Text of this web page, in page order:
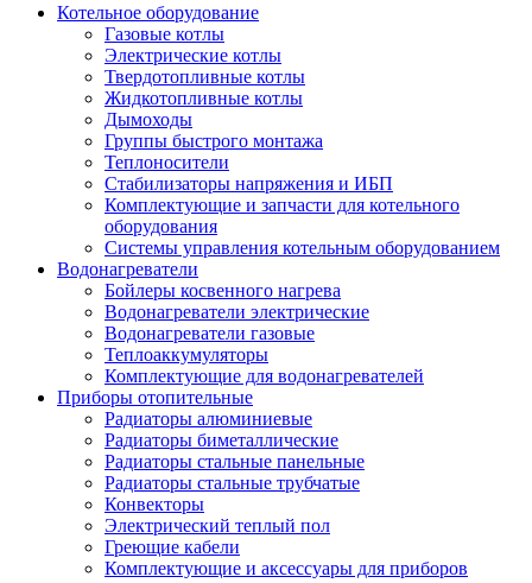
Котельное оборудование
Газовые котлы
Электрические котлы
Твердотопливные котлы
Жидкотопливные котлы
Дымоходы
Группы быстрого монтажа
Теплоносители
Стабилизаторы напряжения и ИБП
Комплектующие и запчасти для котельного
оборудования
Системы управления котельным оборудованием
Водонагреватели
Бойлеры косвенного нагрева
Водонагреватели электрические
Водонагреватели газовые
Теплоаккумуляторы
Комплектующие для водонагревателей
Приборы отопительные
Радиаторы алюминиевые
Радиаторы биметаллические
Радиаторы стальные панельные
Радиаторы стальные трубчатые
Конвекторы
Электрический теплый пол
Греющие кабели
Комплектующие и аксессуары для приборов